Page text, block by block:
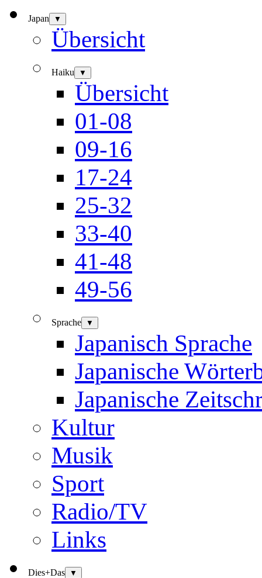
Japan ▼
Übersicht
Haiku ▼
Übersicht
01-08
09-16
17-24
25-32
33-40
41-48
49-56
Sprache ▼
Japanisch Sprache
Japanische
Japanische
Kultur
Musik
Sport
Radio/TV
Links
Dies+Das ▼